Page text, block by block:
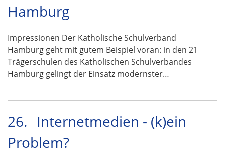
Hamburg
Impressionen Der Katholische Schulverband
Hamburg geht mit gutem Beispiel voran: in den 21
Trägerschulen des Katholischen Schulverbandes
Hamburg gelingt der Einsatz modernster…
26. Internetmedien - (k)ein
Problem?